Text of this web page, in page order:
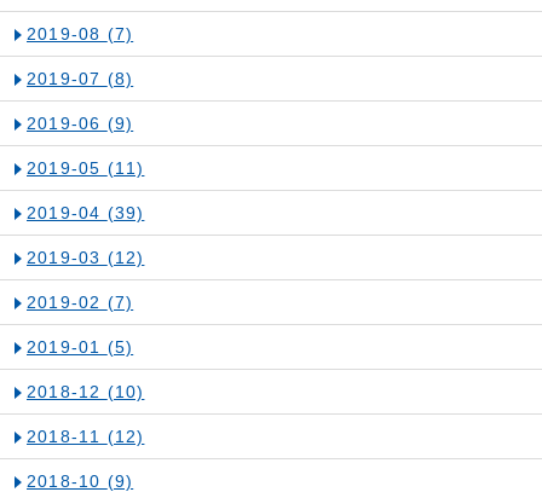
2019-08 (7)
2019-07 (8)
2019-06 (9)
2019-05 (11)
2019-04 (39)
2019-03 (12)
2019-02 (7)
2019-01 (5)
2018-12 (10)
2018-11 (12)
2018-10 (9)